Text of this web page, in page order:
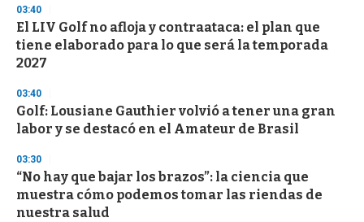
s
e
c
o
n
03:40
El LIV Golf no afloja y contraataca: el plan que
tiene elaborado para lo que será la temporada
2027
03:40
Golf: Lousiane Gauthier volvió a tener una gran
labor y se destacó en el Amateur de Brasil
03:30
“No hay que bajar los brazos”: la ciencia que
muestra cómo podemos tomar las riendas de
nuestra salud